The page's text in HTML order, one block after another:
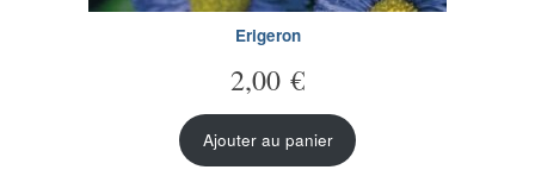
Erigeron
2,00 €
Ajouter au panier